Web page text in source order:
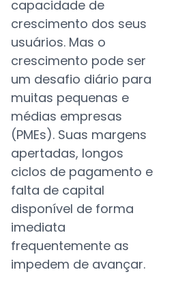
capacidade de
crescimento dos seus
usuários. Mas o
crescimento pode ser
um desafio diário para
muitas pequenas e
médias empresas
(PMEs). Suas margens
apertadas, longos
ciclos de pagamento e
falta de capital
disponível de forma
imediata
frequentemente as
impedem de avançar.